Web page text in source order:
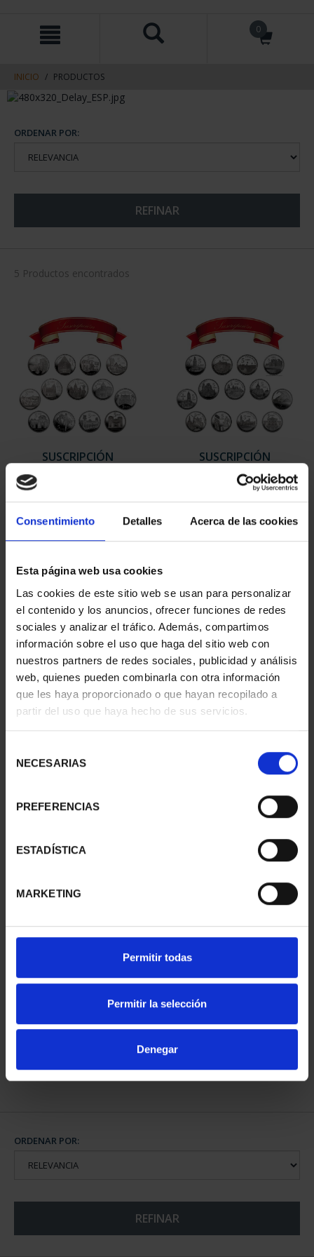
Consentimiento Detalles Acerca de las cookies
Esta página web usa cookies
Las cookies de este sitio web se usan para personalizar
el contenido y los anuncios, ofrecer funciones de redes
sociales y analizar el tráfico. Además, compartimos
información sobre el uso que haga del sitio web con
nuestros partners de redes sociales, publicidad y análisis
web, quienes pueden combinarla con otra información
que les haya proporcionado o que hayan recopilado a
partir del uso que haya hecho de sus servicios.
NECESARIAS
PREFERENCIAS
ESTADÍSTICA
MARKETING
Permitir todas
Permitir la selección
Denegar
contenido
navegacin
0
INICIO PRODUCTOS
ORDENAR POR:
REFINAR
5 Productos encontrados
SUSCRIPCIÓN
949,00 €
Sólo para usuarios
registrados
SUSCRIPCIÓN
CAPITALES DE
PROVINCIA 2
949,00 €
Sólo para usuarios
registrados
SUSCRIPCIÓN
CAPITALES DE
949,00 €
registrados
SUSCRIPCIÓN
CAPITALES DE
949,00 €
registrados
CAPITALES DE
COMPLET...
3.796,00 €
ORDENAR POR:
REFINAR